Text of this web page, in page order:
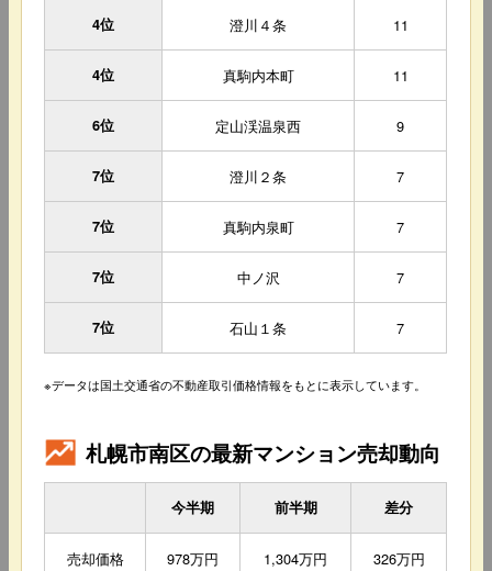
4位 澄川４条 11
4位 真駒内本町 11
6位 定山渓温泉西 9
7位 澄川２条 7
7位 真駒内泉町 7
7位 中ノ沢 7
7位 石山１条 7
※データは国土交通省の不動産取引価格情報をもとに表示しています。
札幌市南区の最新マンション売却動向
今半期 前半期 差分
売却価格 978万円 1,304万円 326万円